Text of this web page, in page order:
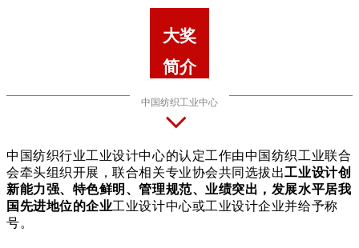
大奖
简介
中国纺织工业中心
中国纺织行业工业设计中心的认定工作由中国纺织工业联合
会牵头组织开展，联合相关专业协会共同选拔出工业设计创
新能力强、特色鲜明、管理规范、业绩突出，发展水平居我
国先进地位的企业工业设计中心或工业设计企业并给予称
号。